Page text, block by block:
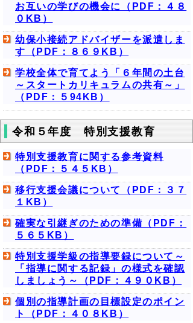
お互いの学びの機会に（PDF：４８
０KB）
幼保小接続アドバイザーを派遣しま
す（PDF：８６９KB）
学校全体で育てよう「６年間の土台
～スタートカリキュラムの共有～」
（PDF：５94KB）
令和５年度 特別支援教育
特別支援教育に関する参考資料
（PDF：５４５KB）
移行支援会議について（PDF：３７
１KB）
確実な引継ぎのための準備（PDF：
５６５KB）
特別支援学級の指導要録について～
「指導に関する記録」の様式を確認
しましょう～（PDF：４９０KB）
個別の指導計画の目標設定のポイン
ト（PDF：４０８KB）